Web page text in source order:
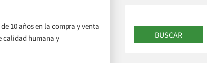
10 años en la compra y venta
calidad humana y